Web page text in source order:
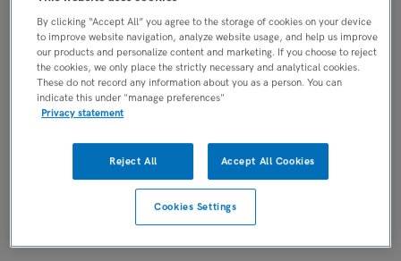
Niet nader bepaald
PLAATSINGSDATUM
6 november 2025
NIVEAU
HBO
Niet nader bepaald
DIENSTVERBAND
By clicking “Accept All” you agree to the storage of cookies on your device
to improve website navigation, analyze website usage, and help us improve
our products and personalize content and marketing. If you choose to reject
the cookies, we only place the strictly necessary and analytical cookies.
These do not record any information about you as a person. You can
indicate this under "manage preferences"
Privacy statement
Reject All Accept All Cookies
Cookies Settings